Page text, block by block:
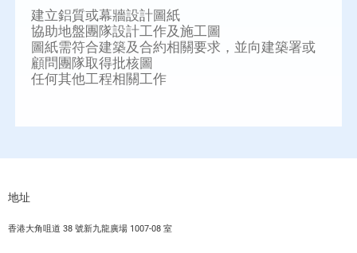
建立鋁質或幕牆設計圖紙
協助地盤團隊設計工作及施工圖
圖紙需符合建築及合約相關要求，並向建築署或
顧問團隊取得批核圖
任何其他工程相關工作
地址
香港大角咀道 38 號新九龍廣場 1007-08 室